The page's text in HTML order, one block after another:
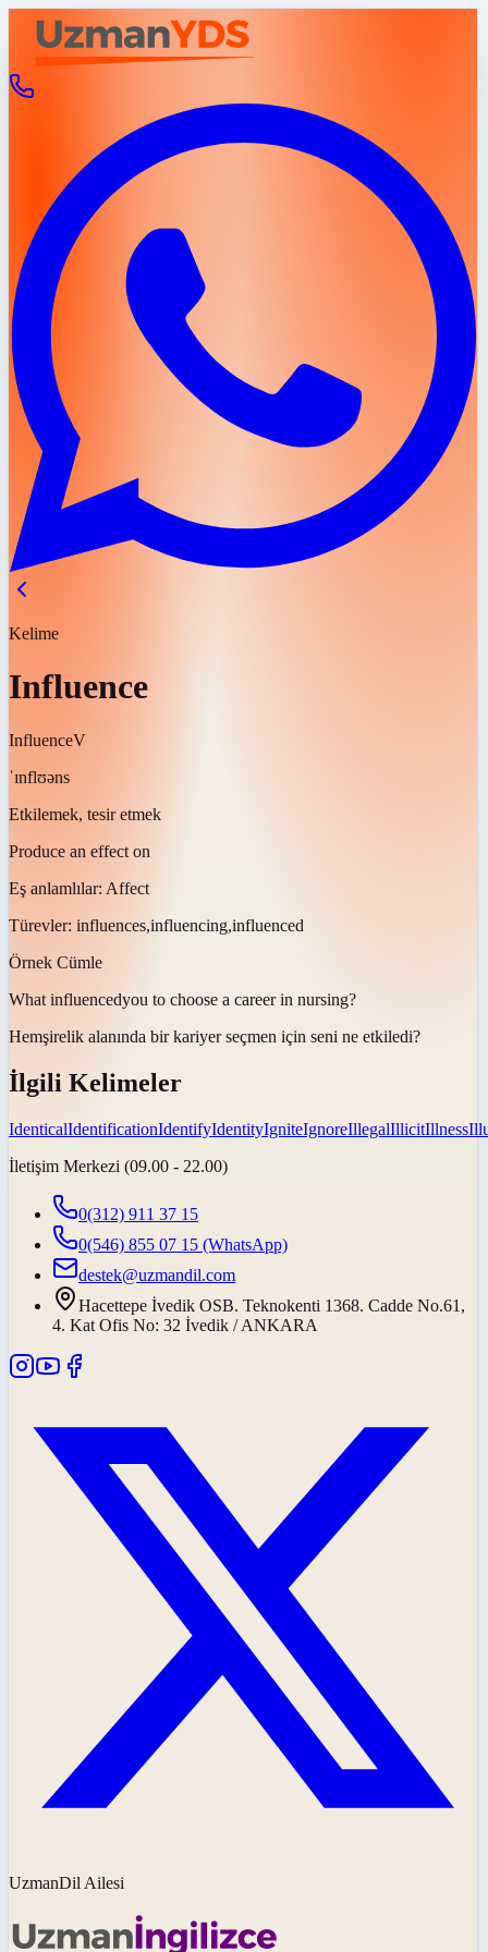
Kelime
Influence
InfluenceV
ˈɪnflʊəns
Etkilemek, tesir etmek
Produce an effect on
Eş anlamlılar: Affect
Türevler: influences,influencing,influenced
Örnek Cümle
What influencedyou to choose a career in nursing?
Hemşirelik alanında bir kariyer seçmen için seni ne etkiledi?
İlgili Kelimeler
IdenticalIdentificationIdentifyIdentityIgniteIgnoreIllegalIllicitIllness
İletişim Merkezi (09.00 - 22.00)
0(312) 911 37 15
0(546) 855 07 15 (WhatsApp)
destek@uzmandil.com
Hacettepe İvedik OSB. Teknokenti 1368. Cadde No.61,
4. Kat Ofis No: 32 İvedik / ANKARA
UzmanDil Ailesi